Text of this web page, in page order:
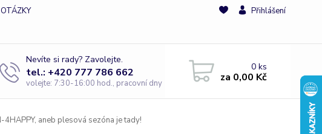
Přihlášení
Nevíte si rady? Zavolejte.
tel.: +420 777 786 662
volejte: 7:30-16:00 hod., pracovní dny
0ks
za 0,00 Kč
4HAPPY, aneb plesová sezóna je tady!